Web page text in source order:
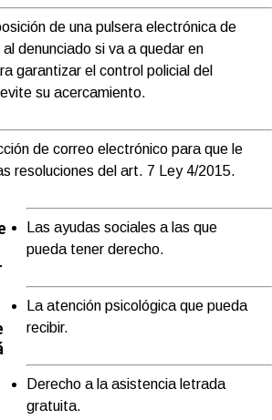
de una pulsera electrónica de
al denunciado si va a quedar en
garantizar el control policial del
su acercamiento.
de correo electrónico para que le
resoluciones del art. 7 Ley 4/2015.
Las ayudas sociales a las que
pueda tener derecho.
La atención psicológica que pueda
recibir.
Derecho a la asistencia letrada
gratuita.